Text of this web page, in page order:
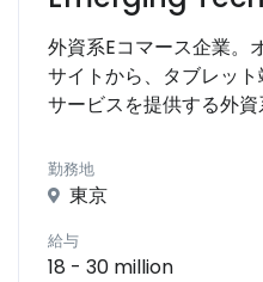
外資系Eコマース企業
サイトから、タブレッ
サービスを提供する外
勤務地
東京
給与
18 - 30 million